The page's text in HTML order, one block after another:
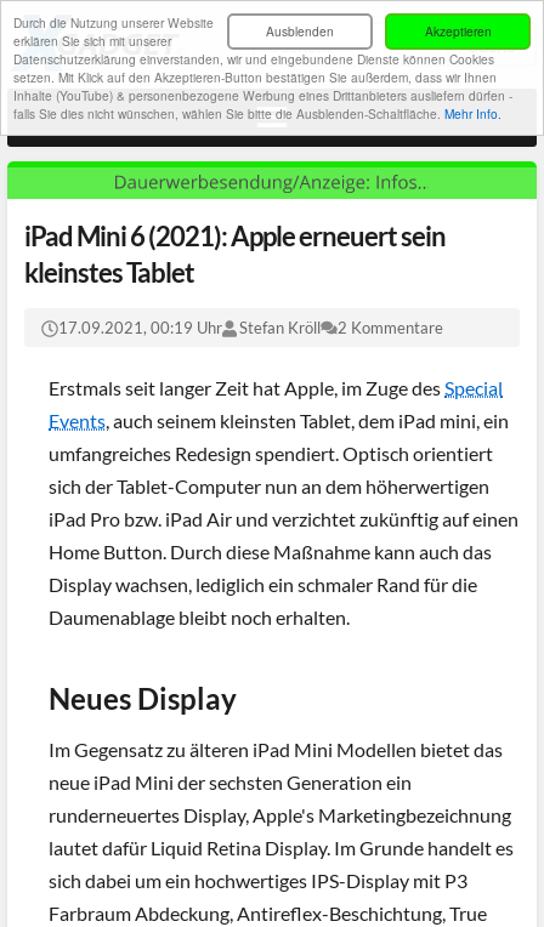
Akzeptieren
Ausblenden
Durch die Nutzung unserer Website
erklären Sie sich mit unserer
Datenschutzerklärung einverstanden, wir und eingebundene Dienste können Cookies
setzen. Mit Klick auf den Akzeptieren-Button bestätigen Sie außerdem, dass wir Ihnen
Inhalte (YouTube) & personenbezogene Werbung eines Drittanbieters ausliefern dürfen -
falls Sie dies nicht wünschen, wählen Sie bitte die Ausblenden-Schaltfläche. Mehr Info.
iPad Mini 6 (2021): Apple erneuert sein
kleinstes Tablet
17.09.2021, 00:19 Uhr Stefan Kröll 2 Kommentare
Erstmals seit langer Zeit hat Apple, im Zuge desSpecial
Events, auch seinem kleinsten Tablet, dem iPad mini, ein
umfangreiches Redesign spendiert. Optisch orientiert
sich der Tablet-Computer nun an dem höherwertigen
iPad Pro bzw. iPad Air und verzichtet zukünftig auf einen
Home Button. Durch diese Maßnahme kann auch das
Display wachsen, lediglich ein schmaler Rand für die
Daumenablage bleibt noch erhalten.
Neues Display
Im Gegensatz zu älteren iPad Mini Modellen bietet das
neue iPad Mini der sechsten Generation ein
runderneuertes Display, Apple's Marketingbezeichnung
lautet dafür Liquid Retina Display. Im Grunde handelt es
sich dabei um ein hochwertiges IPS-Display mit P3
Farbraum Abdeckung, Antireflex-Beschichtung, True